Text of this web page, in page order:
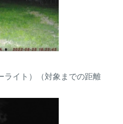
イト）（対象までの距離